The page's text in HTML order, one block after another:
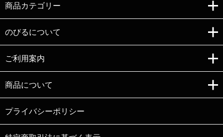
商品カテゴリー
のびるについて
ご利用案内
商品について
プライバシーポリシー
Copyright (C)e-nobiru All right reserved.